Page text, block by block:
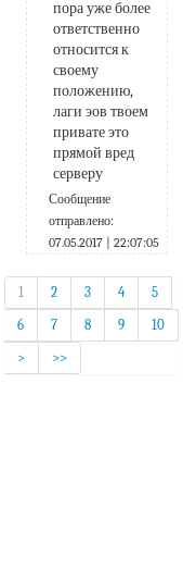
пора уже более
ответственно
относится к
своему
положению,
лаги эов твоем
привате это
прямой вред
серверу
Сообщение
отправлено:
07.05.2017 | 22:07:05
1 2 3 4
5
6
7 8 9
10
>
>>